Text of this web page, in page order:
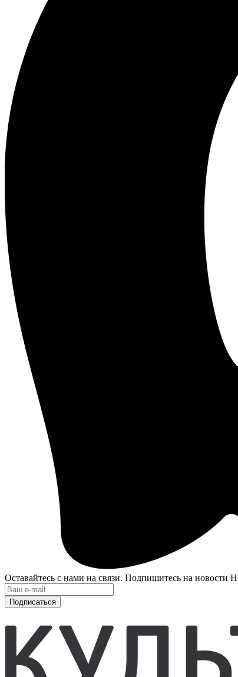
Оставайтесь с нами на связи. Подпишитесь на новости
Подписаться